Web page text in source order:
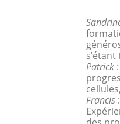
Patrick
Francis